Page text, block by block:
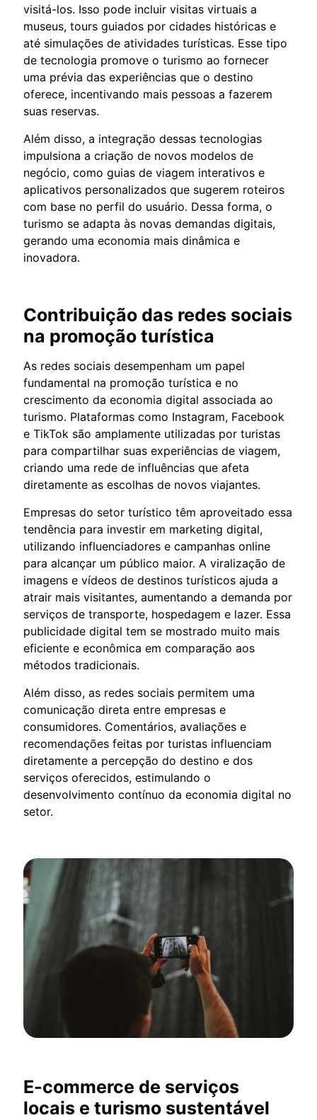
visitá-los. Isso pode incluir visitas virtuais a
museus, tours guiados por cidades históricas e
até simulações de atividades turísticas. Esse tipo
de tecnologia promove o turismo ao fornecer
uma prévia das experiências que o destino
oferece, incentivando mais pessoas a fazerem
suas reservas.
Além disso, a integração dessas tecnologias
impulsiona a criação de novos modelos de
negócio, como guias de viagem interativos e
aplicativos personalizados que sugerem roteiros
com base no perfil do usuário. Dessa forma, o
turismo se adapta às novas demandas digitais,
gerando uma economia mais dinâmica e
inovadora.
Contribuição das redes sociais
na promoção turística
As redes sociais desempenham um papel
fundamental na promoção turística e no
crescimento da economia digital associada ao
turismo. Plataformas como Instagram, Facebook
e TikTok são amplamente utilizadas por turistas
para compartilhar suas experiências de viagem,
criando uma rede de influências que afeta
diretamente as escolhas de novos viajantes.
Empresas do setor turístico têm aproveitado essa
tendência para investir em marketing digital,
utilizando influenciadores e campanhas online
para alcançar um público maior. A viralização de
imagens e vídeos de destinos turísticos ajuda a
atrair mais visitantes, aumentando a demanda por
serviços de transporte, hospedagem e lazer. Essa
publicidade digital tem se mostrado muito mais
eficiente e econômica em comparação aos
métodos tradicionais.
Além disso, as redes sociais permitem uma
comunicação direta entre empresas e
consumidores. Comentários, avaliações e
recomendações feitas por turistas influenciam
diretamente a percepção do destino e dos
serviços oferecidos, estimulando o
desenvolvimento contínuo da economia digital no
setor.
E-commerce de serviços
locais e turismo sustentável